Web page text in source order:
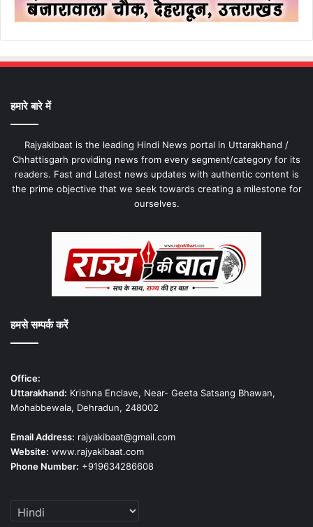
हमारे बारे में
Rajyakibaat is the leading Hindi News portal in Uttarakhand /
Chhattisgarh providing news from every segment/category for its
readers. Fast and Latest news updates with authentic content is
the prime objective that we seek towards creating a milestone for
ourselves.
हमसे सम्पर्क करें
Office:
Uttarakhand: Krishna Enclave, Near- Geeta Satsang Bhawan,
Mohabbewala, Dehradun, 248002
Email Address: rajyakibaat@gmail.com
Website: www.rajyakibaat.com
Phone Number: +919634286608